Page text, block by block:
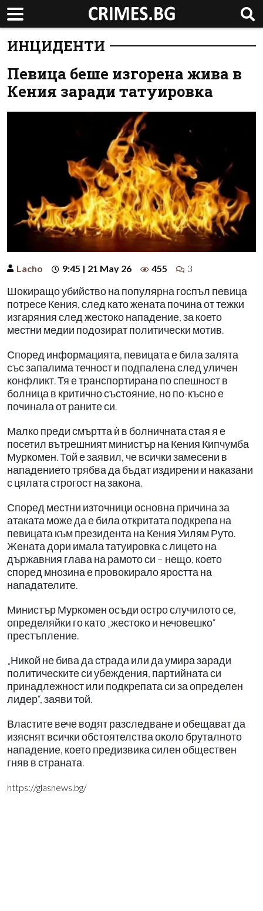
ИНЦИДЕНТИ
Певица беше изгорена жива в
Кения заради татуировка
Lacho 9:45 | 21 May 26 455 3
Шокиращо убийство на популярна госпъл певица
потресе Кения, след като жената почина от тежки
изгаряния след жестоко нападение, за което
местни медии подозират политически мотив.
Според информацията, певицата е била залята
със запалима течност и подпалена след уличен
конфликт. Тя е транспортирана по спешност в
болница в критично състояние, но по-късно е
починала от раните си.
Малко преди смъртта ѝ в болничната стая я е
посетил вътрешният министър на Кения Кипчумба
Муркомен. Той е заявил, че всички замесени в
нападението трябва да бъдат издирени и наказани
с цялата строгост на закона.
Според местни източници основна причина за
атаката може да е била откритата подкрепа на
певицата към президента на Кения Уилям Руто.
Жената дори имала татуировка с лицето на
държавния глава на рамото си – нещо, което
според мнозина е провокирало яростта на
нападателите.
Министър Муркомен осъди остро случилото се,
определяйки го като „жестоко и нечовешко“
престъпление.
„Никой не бива да страда или да умира заради
политическите си убеждения, партийната си
принадлежност или подкрепата си за определен
лидер“, заяви той.
Властите вече водят разследване и обещават да
изяснят всички обстоятелства около бруталното
нападение, което предизвика силен обществен
гняв в страната.
https://glasnews.bg/